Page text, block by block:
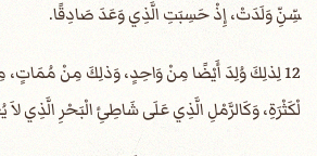
سِّنِّ وَلَدَتْ، إِذْ حَسِبَتِ الَّذِي وَعَدَ صَادِقًا.
12 لِذلِكَ وُلِدَ أَيْضًا مِنْ وَاحِدٍ، وَذلِكَ مِنْ
لْكَثْرَةِ، وَكَالرَّمْلِ الَّذِي عَلَى شَاطِئِ الْبَحْرِ الَّذِي لاَ